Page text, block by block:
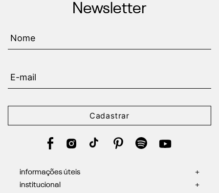
Newsletter
Cadastrar
informações úteis
+
institucional
+